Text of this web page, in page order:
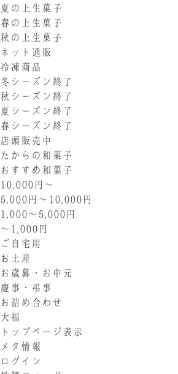
夏の上生菓子
春の上生菓子
秋の上生菓子
ネット通販
冷凍商品
冬シーズン終了
秋シーズン終了
夏シーズン終了
春シーズン終了
店頭販売中
たからの和菓子
おすすめ和菓子
10,000円〜
5,000円〜10,000円
1,000〜5,000円
〜1,000円
ご自宅用
お土産
お歳暮・お中元
慶事・弔事
お詰め合わせ
大福
トップページ表示
メタ情報
ログイン